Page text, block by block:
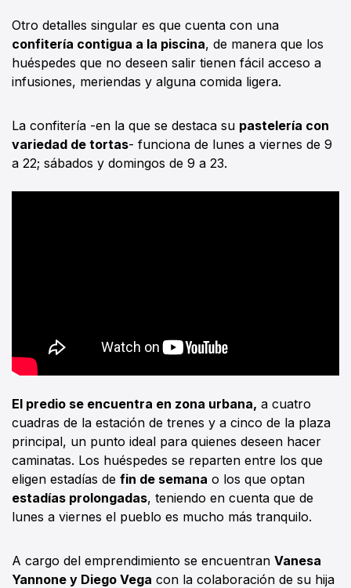
Otro detalles singular es que cuenta con una
confitería contigua a la piscina, de manera que los
huéspedes que no deseen salir tienen fácil acceso a
infusiones, meriendas y alguna comida ligera.
La confitería -en la que se destaca su pastelería con
variedad de tortas- funciona de lunes a viernes de 9
a 22; sábados y domingos de 9 a 23.
El predio se encuentra en zona urbana, a cuatro
cuadras de la estación de trenes y a cinco de la plaza
principal, un punto ideal para quienes deseen hacer
caminatas. Los huéspedes se reparten entre los que
eligen estadías de fin de semana o los que optan
estadías prolongadas, teniendo en cuenta que de
lunes a viernes el pueblo es mucho más tranquilo.
A cargo del emprendimiento se encuentran Vanesa
Yannone y Diego Vega con la colaboración de su hija